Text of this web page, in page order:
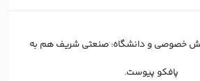
خصوصی و دانشگاه: صنعتی شریف هم به
پافکو پیوست.